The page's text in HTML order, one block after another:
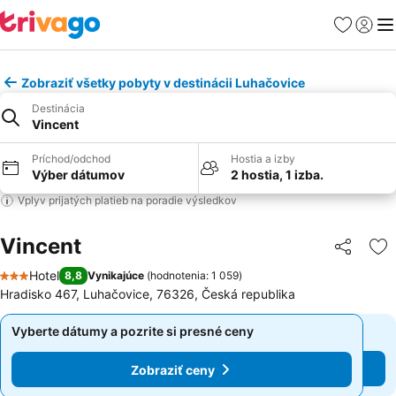
Obľúbené
Zobraziť všetky pobyty v destinácii Luhačovice
Destinácia
Vincent
Príchod/odchod
Výber dátumov
Hostia a izby
2 hostia, 1 izba.
Vplyv prijatých platieb na poradie výsledkov
Vincent Zdieľať
3 Počet hviezdičiek
Hotel 8,8 Vynikajúce (hodnotenia: 1 059)
Hradisko 467, Luhačovice, 76326, Česká republika
Vyberte dátumy a pozrite si presné ceny
Zobraziť ceny
Vyberte dátumy a pozrite si presné ceny
Zobraziť ceny